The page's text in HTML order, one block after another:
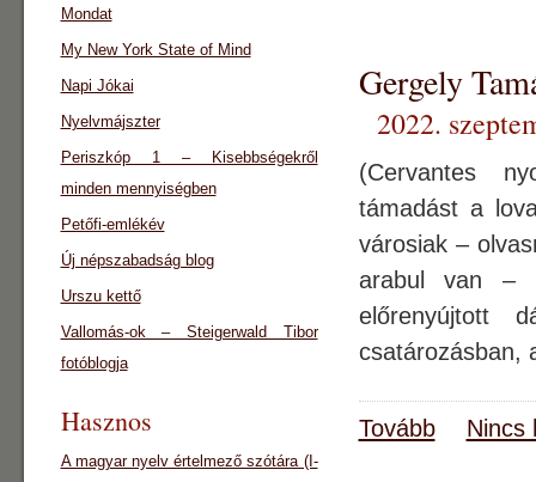
Gergely
2022.
(Cervantes
támadást a
városiak –
arabul van –
előrenyújtott
csatározásban,
Tovább Nincs
Mondat
My New York State of Mind
Napi Jókai
Nyelvmájszter
Periszkóp 1 – Kisebbségekről
minden mennyiségben
Petőfi-emlékév
Új népszabadság blog
Urszu kettő
Vallomás-ok – Steigerwald Tibor
fotóblogja
Hasznos
A magyar nyelv értelmező szótára (I-